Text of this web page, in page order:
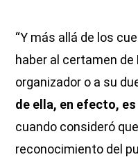
“Y más allá de los
haber al certamen de
organizador o a su
de ella, en efecto,
cuando consideró
reconocimiento del